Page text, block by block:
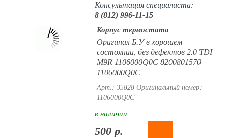
Консультация специалиста:
8 (812) 996-11-15
Корпус термостата
Оригинал Б.У в хорошем
состоянии, без дефектов 2.0 TDI
M9R 1106000Q0C 8200801570
1106000Q0C
Арт.: 35828 Оригинальный номер:
1106000Q0C
в наличии
500 р.